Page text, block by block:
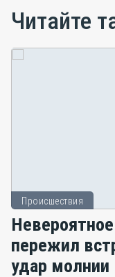
Читайте
Происшествия
пережил
удар молнии